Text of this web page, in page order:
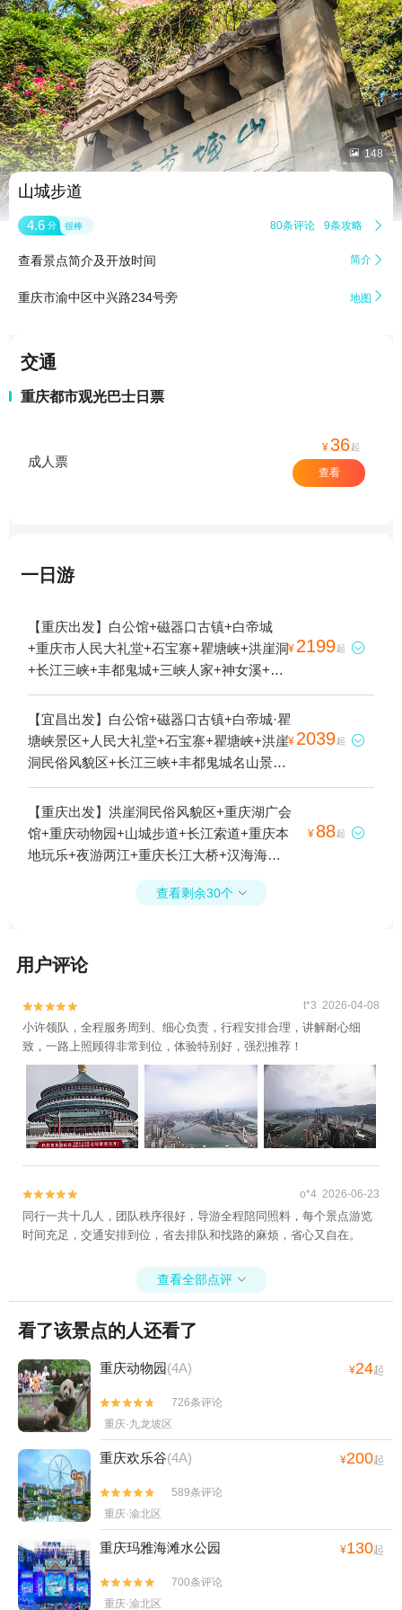
 148
山城步道
4.6 分 很棒 80条评论 9条攻略 
查看景点简介及开放时间 简介 
重庆市渝中区中兴路234号旁 地图 
交通
重庆都市观光巴士日票
成人票
¥36起
查看
一日游
【重庆出发】白公馆+磁器口古镇+白帝城
+重庆市人民大礼堂+石宝寨+瞿塘峡+洪崖洞
+长江三峡+丰都鬼城+三峡人家+神女溪+三
峡大坝旅游区+巫峡+巫山小三峡+神女峰+山
城步道+重庆长江索道+重庆人民广场+解放
碑步行街+WFC会仙楼观景台+李子坝轻轨站
+重庆三峡游船+三峡垂直升船机+长江游轮5
¥ 2199起 
【宜昌出发】白公馆+磁器口古镇+白帝城·瞿
塘峡景区+人民大礼堂+石宝寨+瞿塘峡+洪崖
洞民俗风貌区+长江三峡+丰都鬼城名山景区
+三峡人家+三峡大坝旅游区+巫峡+巫山小三
峡+山城步道+长江索道+重庆人民广场+解放
碑步行街+重庆WFC会仙楼观景台+李子坝轻
轨站+重庆三峡游船+三峡垂直升船机+长江
¥ 2039起 
【重庆出发】洪崖洞民俗风貌区+重庆湖广会
馆+重庆动物园+山城步道+长江索道+重庆本
地玩乐+夜游两江+重庆长江大桥+汉海海洋
公园+朝天门广场+两江小渡+白象街1日游
¥ 88起 
查看剩余30个 
用户评论

 t*3 2026-04-08
小许领队，全程服务周到、细心负责，行程安排合理，讲解耐心细
致，一路上照顾得非常到位，体验特别好，强烈推荐！

 o*4 2026-06-23
同行一共十几人，团队秩序很好，导游全程陪同照料，每个景点游览
时间充足，交通安排到位，省去排队和找路的麻烦，省心又自在。
查看全部点评 
看了该景点的人还看了
重庆动物园(4A) ¥24起


726条评论
重庆·九龙坡区
重庆欢乐谷(4A) ¥200起


589条评论
重庆·渝北区
重庆玛雅海滩水公园 ¥130起


700条评论
重庆·渝北区
